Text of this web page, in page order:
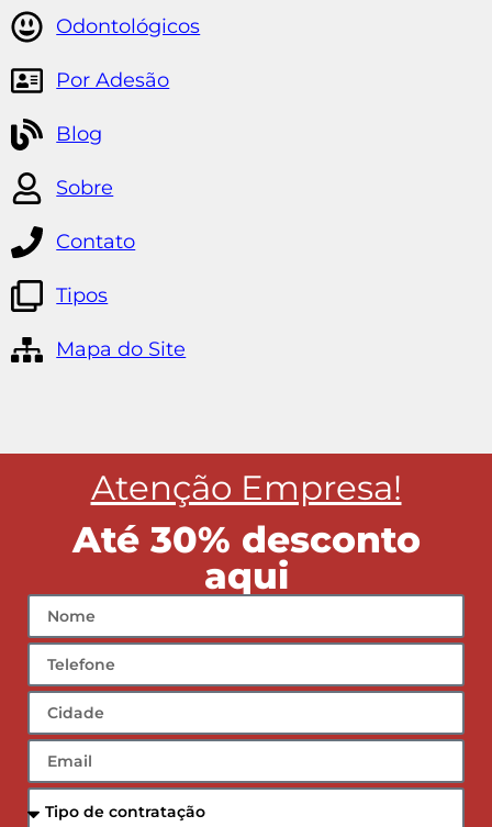
Odontológicos
Por Adesão
Blog
Sobre
Contato
Tipos
Mapa do Site
Atenção Empresa!
Até 30% desconto
aqui